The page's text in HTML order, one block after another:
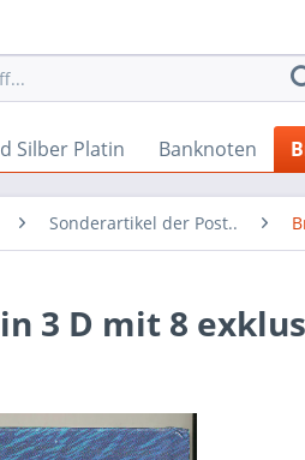
Silber Platin Banknoten
Sonderartikel der Post..
3 D mit 8